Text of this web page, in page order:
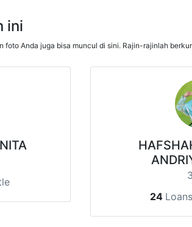
ini
foto Anda juga bisa muncul di sini. Rajin-rajinlah
24 Loans